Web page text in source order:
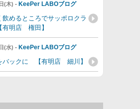
(木) - KeePer LABOブログ
飲めるところでサッポロクラ
明店 権田】
(水) - KeePer LABOブログ
バックに 【有明店 細川】